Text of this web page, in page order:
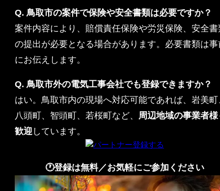
Q. 鳥取市の案件で保険や安全書類は必要ですか？
案件内容により、賠償責任保険や労災保険、安全書
の提出が必要となる場合があります。必要書類は事
にお伝えします。
Q. 鳥取市外の電気工事会社でも登録できますか？
はい。鳥取市内の現場へ対応可能であれば、岩美町
八頭町、智頭町、若桜町など、 周辺地域の事業者様
歓迎 しています。
🕐登録は無料／お気軽にご参加ください